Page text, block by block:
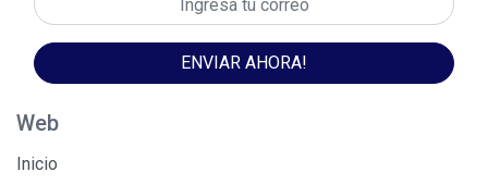
ENVIAR AHORA!
Web
Inicio